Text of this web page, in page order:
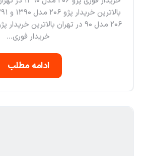
خریدار فوری...
ادامه مطلب